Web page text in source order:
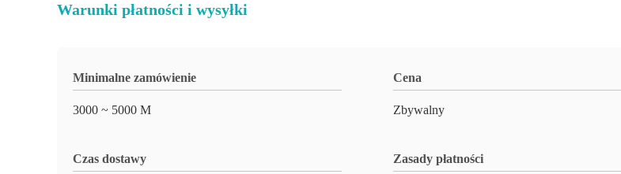
Warunki płatności i wysyłki
Minimalne zamówienie
3000 ~ 5000 M
Cena
Zbywalny
Czas dostawy Zasady płatności